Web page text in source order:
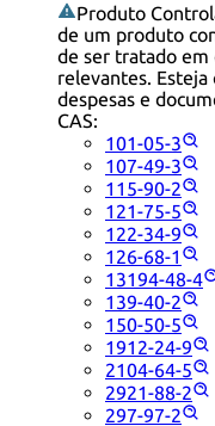
Produto
de um produto
de ser tratado
relevantes.
despesas e
CAS:
101-05-3
107-49-3
115-90-2
121-75-5
122-34-9
126-68-1
13194-48-4
139-40-2
150-50-5
1912-24-9
2104-64-5
2921-88-2
297-97-2